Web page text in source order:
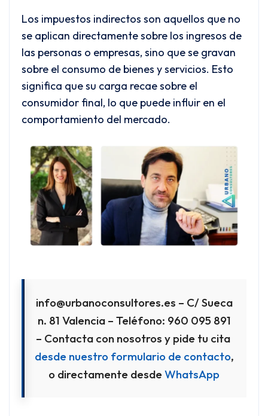
Los impuestos indirectos son aquellos que no
se aplican directamente sobre los ingresos de
las personas o empresas, sino que se gravan
sobre el consumo de bienes y servicios. Esto
significa que su carga recae sobre el
consumidor final, lo que puede influir en el
comportamiento del mercado.
info@urbanoconsultores.es – C/ Sueca
n. 81 Valencia – Teléfono: 960 095 891
– Contacta con nosotros y pide tu cita
desde nuestro formulario de contacto,
o directamente desde WhatsApp